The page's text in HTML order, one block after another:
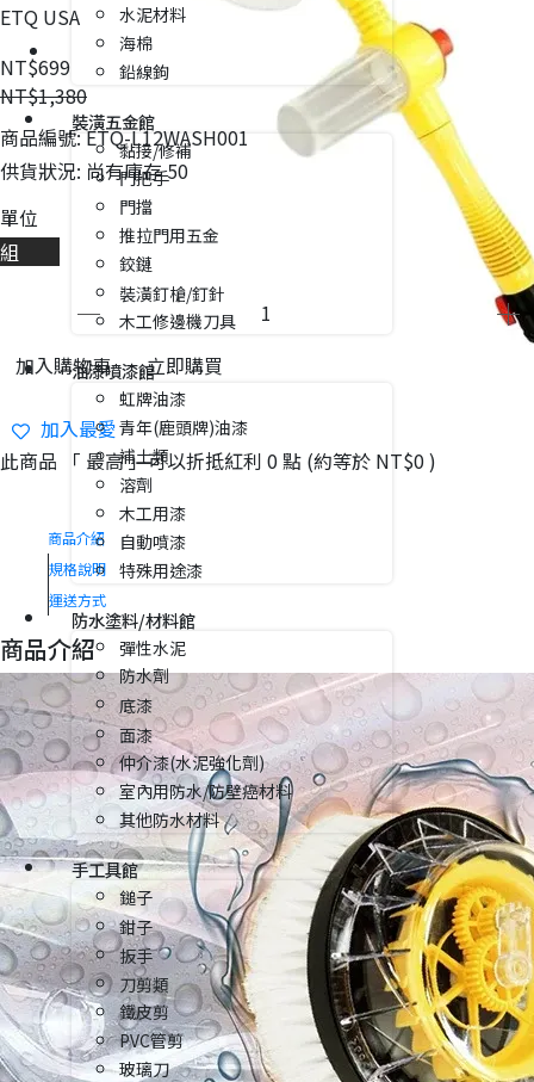
水泥材料
海棉
鉛線鉤
裝潢五金館
黏接/修補
門把手
門擋
推拉門用五金
鉸鏈
裝潢釘槍/釘針
木工修邊機刀具
油漆噴漆館
虹牌油漆
青年(鹿頭牌)油漆
補土類
溶劑
木工用漆
自動噴漆
特殊用途漆
防水塗料/材料館
彈性水泥
防水劑
底漆
面漆
仲介漆(水泥強化劑)
室內用防水/防壁癌材料
其他防水材料
手工具館
鎚子
鉗子
扳手
刀剪類
鐵皮剪
PVC管剪
玻璃刀
ETQ USA
NT$699
NT$1,380
商品編號:ETQ-L12WASH001
供貨狀況: 尚有庫存 50
單位
組
加入購物車 立即購買
加入最愛
此商品 「 最高 」可以折抵紅利 0點 (約等於 NT$0)
商品介紹
規格說明
運送方式
商品介紹